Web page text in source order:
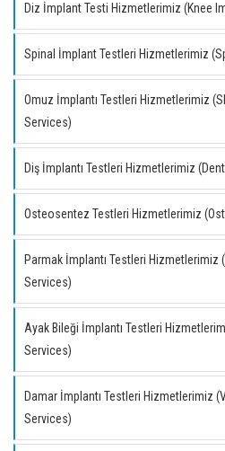
Diz İmplant Testi Hizmetlerimiz (Knee
Spinal İmplant Testleri Hizmetlerimiz
Omuz İmplantı Testleri Hizmetlerimiz
Services)
Diş İmplantı Testleri Hizmetlerimiz
Osteosentez Testleri Hizmetlerimiz
Parmak İmplantı Testleri Hizmetlerimiz
Services)
Ayak Bileği İmplantı Testleri
Services)
Damar İmplantı Testleri Hizmetlerimiz
Services)